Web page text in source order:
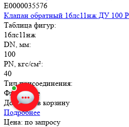
E0000035576
Клапан обратный 16лс11нж ДУ
Таблица фигур:
16лс11нж
DN, мм:
100
PN, кгс/см²:
40
Тип присоединения:
Фланцевое
Добавить в корзину
Подробнее
Цена: по запросу
Владимир Соколов